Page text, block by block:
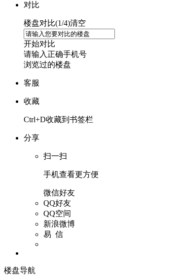
对比
楼盘对比(1/4)清空
开始对比
请输入正确手机号
浏览过的楼盘
客服
收藏
Ctrl+D收藏到书签栏
分享
扫一扫
手机查看更方便
微信好友
QQ好友
QQ空间
新浪微博
易 信
楼盘导航